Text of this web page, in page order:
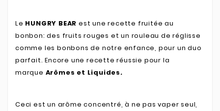
Le HUNGRY BEARest une recette fruitée au
bonbon: des fruits rouges et un rouleau de réglisse
comme les bonbons de notre enfance, pour un duo
parfait. Encore une recette réussie pour la
marque Arômes et Liquides.
Ceci est un arôme concentré, à ne pas vaper seul,